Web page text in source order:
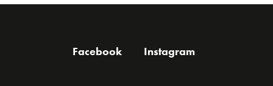
Facebook Instagram